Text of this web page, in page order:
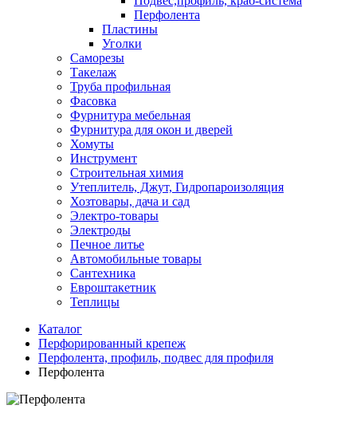
Перфолента
Пластины
Уголки
Саморезы
Такелаж
Труба профильная
Фасовка
Фурнитура мебельная
Фурнитура для окон и дверей
Хомуты
Инструмент
Строительная химия
Утеплитель, Джут, Гидропароизоляция
Хозтовары, дача и сад
Электро-товары
Электроды
Печное литье
Автомобильные товары
Сантехника
Евроштакетник
Теплицы
Каталог
Перфорированный крепеж
Перфолента, профиль, подвес для профиля
Перфолента